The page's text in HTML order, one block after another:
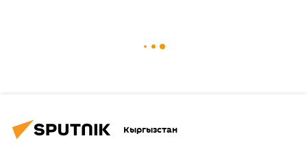
Кыргызстан